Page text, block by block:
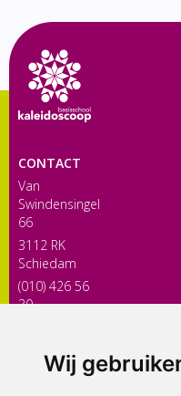
Wij
CONTACT
Van
Swindensingel
66
3112 RK
Schiedam
(010) 426 56
30